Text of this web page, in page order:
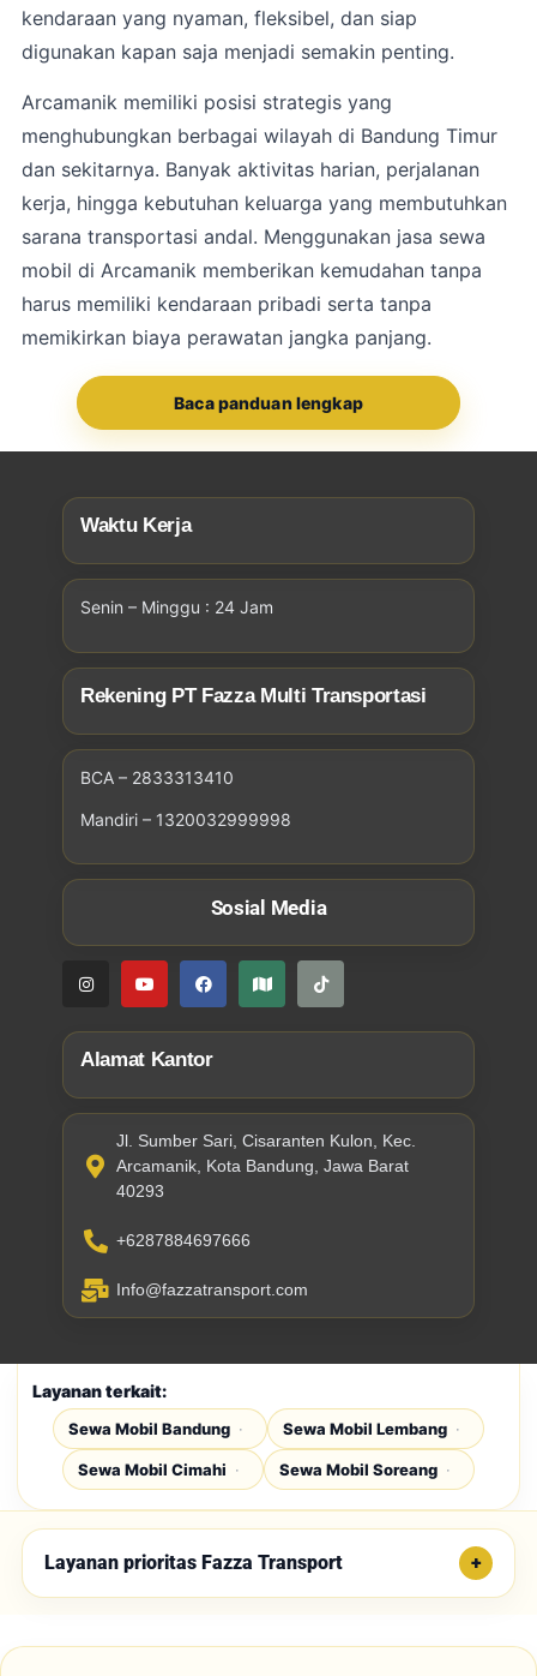
kendaraan yang nyaman, fleksibel, dan siap
digunakan kapan saja menjadi semakin penting.
Arcamanik memiliki posisi strategis yang
menghubungkan berbagai wilayah di Bandung Timur
dan sekitarnya. Banyak aktivitas harian, perjalanan
kerja, hingga kebutuhan keluarga yang membutuhkan
sarana transportasi andal. Menggunakan jasa sewa
mobil di Arcamanik memberikan kemudahan tanpa
harus memiliki kendaraan pribadi serta tanpa
memikirkan biaya perawatan jangka panjang.
Baca panduan lengkap
Waktu Kerja
Senin – Minggu : 24 Jam
Rekening PT Fazza Multi Transportasi
BCA – 2833313410
Mandiri – 1320032999998
Sosial Media
Alamat Kantor
Jl. Sumber Sari, Cisaranten Kulon, Kec.
Arcamanik, Kota Bandung, Jawa Barat
40293
+6287884697666
Info@fazzatransport.com
Layanan terkait:
Sewa Mobil Bandung Sewa Mobil Lembang
Sewa Mobil Cimahi Sewa Mobil Soreang
Layanan prioritas Fazza Transport